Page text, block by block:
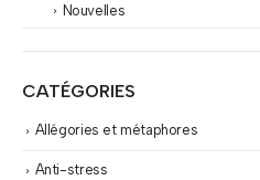
Nouvelles
CATÉGORIES
Allégories et métaphores
Anti-stress